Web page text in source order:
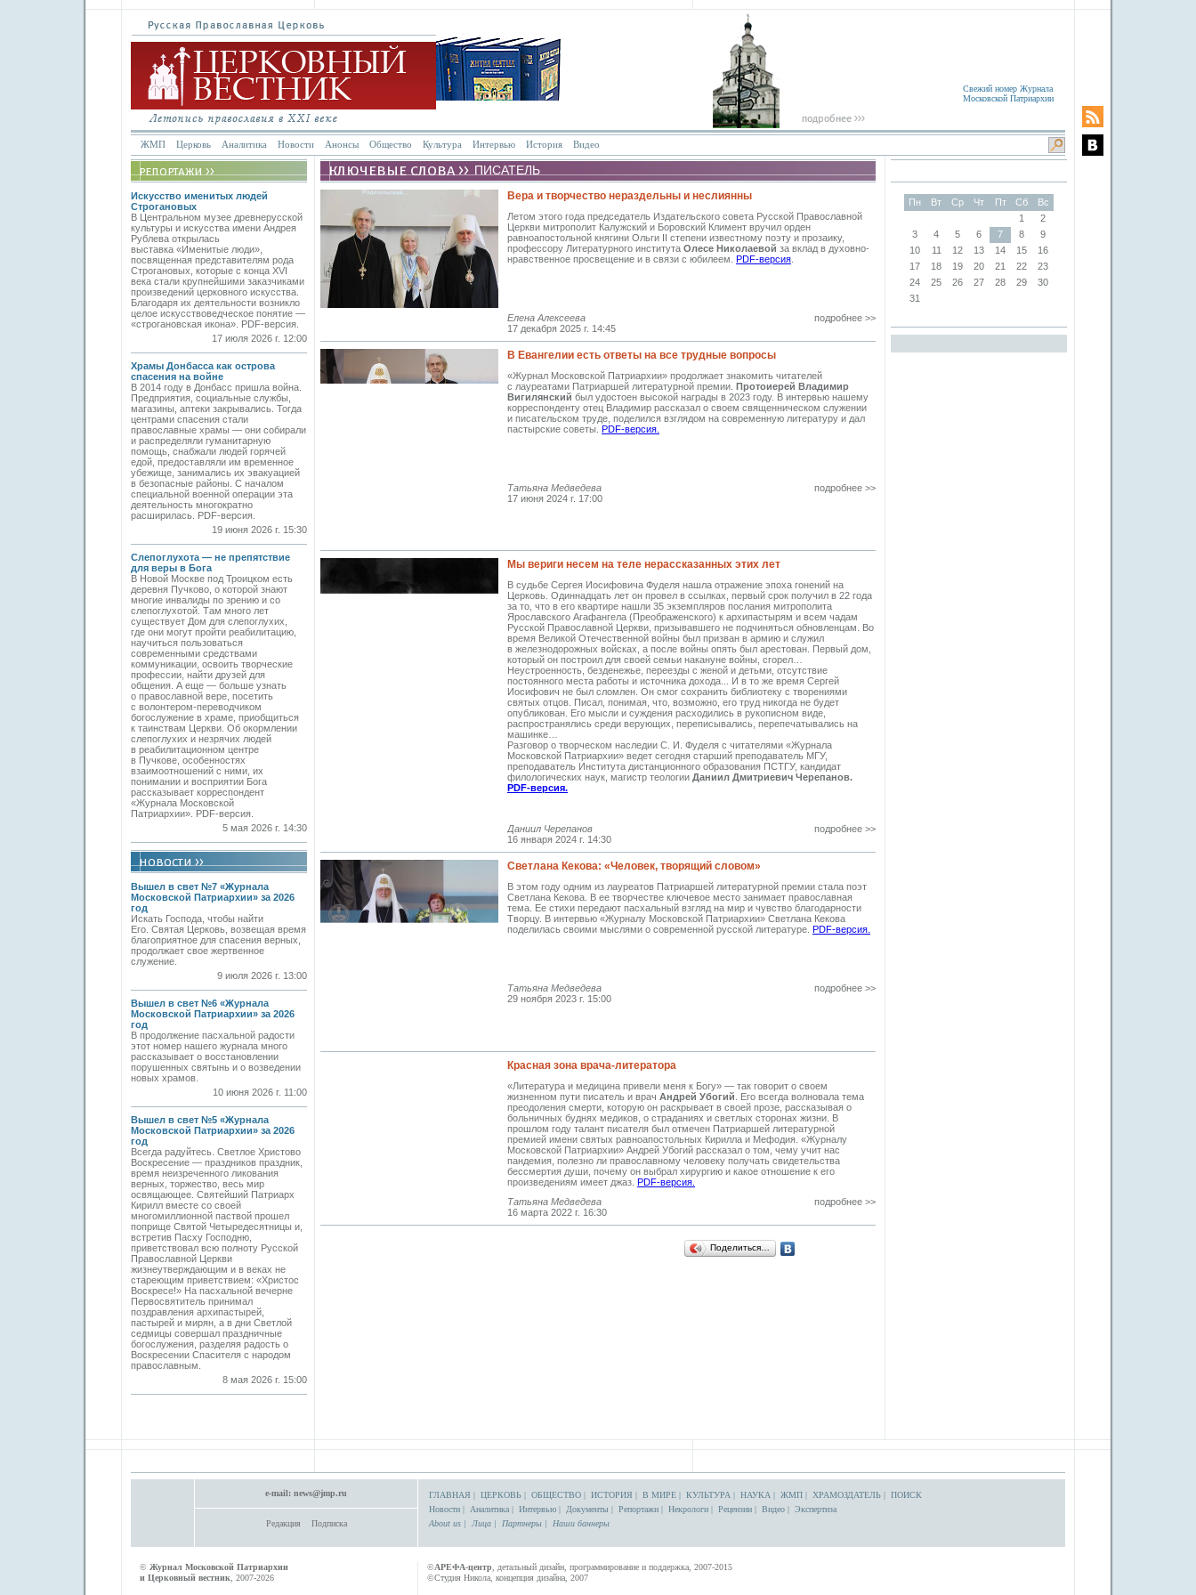
Свежий номер Журнала
Московской Патриархии
ЖМП Церковь Аналитика Новости Анонсы Общество Культура Интервью История Видео
Искусство именитых людей
Строгановых
В Центральном музее древнерусской
культуры и искусства имени Андрея
Рублева открылась
выставка «Именитые люди»,
посвященная представителям рода
Строгановых, которые с конца XVI
века стали крупнейшими заказчиками
произведений церковного искусства.
Благодаря их деятельности возникло
целое искусствоведческое понятие —
«строгановская икона». PDF-версия.
17 июля 2026 г. 12:00
Храмы Донбасса как острова
спасения на войне
В 2014 году в Донбасс пришла война.
Предприятия, социальные службы,
магазины, аптеки закрывались. Тогда
центрами спасения стали
православные храмы — они собирали
и распределяли гуманитарную
помощь, снабжали людей горячей
едой, предоставляли им временное
убежище, занимались их эвакуацией
в безопасные районы. С началом
специальной военной операции эта
деятельность многократно
расширилась. PDF-версия.
19 июня 2026 г. 15:30
Слепоглухота — не препятствие
для веры в Бога
В Новой Москве под Троицком есть
деревня Пучково, о которой знают
многие инвалиды по зрению и со
слепоглухотой. Там много лет
существует Дом для слепоглухих,
где они могут пройти реабилитацию,
научиться пользоваться
современными средствами
коммуникации, освоить творческие
профессии, найти друзей для
общения. А еще — больше узнать
о православной вере, посетить
с волонтером-переводчиком
богослужение в храме, приобщиться
к таинствам Церкви. Об окормлении
слепоглухих и незрячих людей
в реабилитационном центре
в Пучкове, особенностях
взаимоотношений с ними, их
понимании и восприятии Бога
рассказывает корреспондент
«Журнала Московской
Патриархии». PDF-версия.
5 мая 2026 г. 14:30
Вышел в свет №7 «Журнала
Московской Патриархии» за 2026
год
Искать Господа, чтобы найти
Его. Святая Церковь, возвещая время
благоприятное для спасения верных,
продолжает свое жертвенное
служение.
9 июля 2026 г. 13:00
Вышел в свет №6 «Журнала
Московской Патриархии» за 2026
год
В продолжение пасхальной радости
этот номер нашего журнала много
рассказывает о восстановлении
порушенных святынь и о возведении
новых храмов.
10 июня 2026 г. 11:00
Вышел в свет №5 «Журнала
Московской Патриархии» за 2026
год
Всегда радуйтесь. Светлое Христово
Воскресение — праздников праздник,
время неизреченного ликования
верных, торжество, весь мир
освящающее. Святейший Патриарх
Кирилл вместе со своей
многомиллионной паствой прошел
поприще Святой Четыредесятницы и,
встретив Пасху Господню,
приветствовал всю полноту Русской
Православной Церкви
жизнеутверждающим и в веках не
стареющим приветствием: «Христос
Воскресе!» На пасхальной вечерне
Первосвятитель принимал
поздравления архипастырей,
пастырей и мирян, а в дни Светлой
седмицы совершал праздничные
богослужения, разделяя радость о
Воскресении Спасителя с народом
православным.
8 мая 2026 г. 15:00
ПИСАТЕЛЬ
Вера и творчество нераздельны и неслиянны
Летом этого года председатель Издательского совета Русской Православной
Церкви митрополит Калужский и Боровский Климент вручил орден
равноапостольной княгини Ольги II степени известному поэту и прозаику,
профессору Литературного института Олесе Николаевой за вклад в духовно-
нравственное просвещение и в связи с юбилеем. PDF-версия
Елена Алексеева
17 декабря 2025 г. 14:45
подробнее >>
В Евангелии есть ответы на все трудные вопросы
«Журнал Московской Патриархии» продолжает знакомить читателей
с лауреатами Патриаршей литературной премии. Протоиерей Владимир
Вигилянский был удостоен высокой награды в 2023 году. В интервью нашему
корреспонденту отец Владимир рассказал о своем священническом служении
и писательском труде, поделился взглядом на современную литературу и дал
пастырские советы. PDF-версия.
Татьяна Медведева
17 июня 2024 г. 17:00
подробнее >>
Мы вериги несем на теле нерассказанных этих лет
В судьбе Сергея Иосифовича Фуделя нашла отражение эпоха гонений на
Церковь. Одиннадцать лет он провел в ссылках, первый срок получил в 22 года
за то, что в его квартире нашли 35 экземпляров послания митрополита
Ярославского Агафангела (Преображенского) к архипастырям и всем чадам
Русской Православной Церкви, призывавшего не подчиняться обновленцам. Во
время Великой Отечественной войны был призван в армию и служил
в железнодорожных войсках, а после войны опять был арестован. Первый дом,
который он построил для своей семьи накануне войны, сгорел…
Неустроенность, безденежье, переезды с женой и детьми, отсутствие
постоянного места работы и источника дохода... И в то же время Сергей
Иосифович не был сломлен. Он смог сохранить библиотеку с творениями
святых отцов. Писал, понимая, что, возможно, его труд никогда не будет
опубликован. Его мысли и суждения расходились в рукописном виде,
распространялись среди верующих, переписывались, перепечатывались на
машинке…
Разговор о творческом наследии С. И. Фуделя с читателями «Журнала
Московской Патриархии» ведет сегодня старший преподаватель МГУ,
преподаватель Института дистанционного образования ПСТГУ, кандидат
филологических наук, магистр теологии Даниил Дмитриевич Черепанов.
PDF-версия.
Даниил Черепанов
16 января 2024 г. 14:30
подробнее >>
Светлана Кекова: «Человек, творящий словом»
В этом году одним из лауреатов Патриаршей литературной премии стала поэт
Светлана Кекова. В ее творчестве ключевое место занимает православная
тема. Ее стихи передают пасхальный взгляд на мир и чувство благодарности
Творцу. В интервью «Журналу Московской Патриархии» Светлана Кекова
поделилась своими мыслями о современной русской литературе. PDF-версия.
Татьяна Медведева
29 ноября 2023 г. 15:00
подробнее >>
Красная зона врача-литератора
«Литература и медицина привели меня к Богу» — так говорит о своем
жизненном пути писатель и врач Андрей Убогий . Его всегда волновала тема
преодоления смерти, которую он раскрывает в своей прозе, рассказывая о
больничных буднях медиков, о страданиях и светлых сторонах жизни. В
прошлом году талант писателя был отмечен Патриаршей литературной
премией имени святых равно­апостольных Кирилла и Мефодия. «Журналу
Московской Патриархии» Андрей Убогий рассказал о том, чему учит нас
пандемия, полезно ли православному человеку получать свидетельства
бессмертия души, почему он выбрал хирургию и какое отношение к его
произведениям имеет джаз. PDF-версия.
Татьяна Медведева
16 марта 2022 г. 16:30
подробнее >>
Поделиться…
Пн Вт Ср Чт Пт Сб
Вс
1
2
3
4 5 6 7 8
9
10
11 12 13 14 15
16
17
18 19 20 21 22
23
24
25 26 27 28 29
30
31
e-mail: news@jmp.ru
Редакция Подписка
ГЛАВНАЯ | ЦЕРКОВЬ | ОБЩЕСТВО | ИСТОРИЯ | В МИРЕ | КУЛЬТУРА | НАУКА | ЖМП | ХРАМОЗДАТЕЛЬ | ПОИСК
Новости | Аналитика | Интервью | Документы | Репортажи | Некрологи | Рецензии | Видео | Экспертиза
About us | Лица | Партнеры | Наши баннеры
© Журнал Московской Патриархии
и Церковный вестник , 2007-2026
©АРЕФА-центр , детальный дизайн, программирование и поддержка, 2007-2015
©Студия Никола, концепция дизайна, 2007